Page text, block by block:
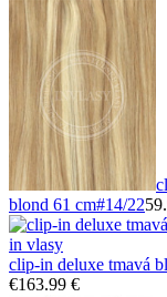
blond 61 cm#14/22
clip-in deluxe tmavá
€163.99 €